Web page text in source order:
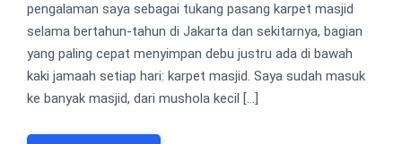
pengalaman saya sebagai tukang pasang karpet masjid
selama bertahun-tahun di Jakarta dan sekitarnya, bagian
yang paling cepat menyimpan debu justru ada di bawah
kaki jamaah setiap hari: karpet masjid. Saya sudah masuk
ke banyak masjid, dari mushola kecil […]